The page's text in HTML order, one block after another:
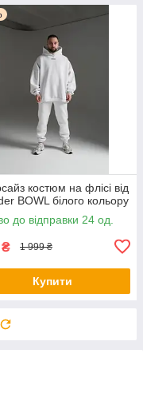
костюм на флісі від
BOWL білого кольору
до відправки 24 од.
₴ 1 999 ₴
Купити